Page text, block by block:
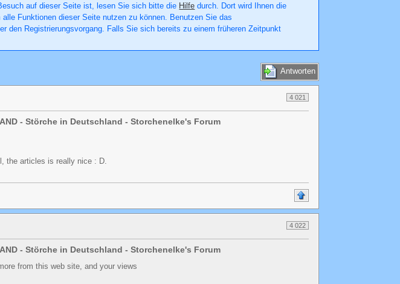
auf dieser Seite ist, lesen Sie sich bitte die Hilfe durch. Dort wird Ihnen die
Funktionen dieser Seite nutzen zu können. Benutzen Sie das
den Registrierungsvorgang. Falls Sie sich bereits zu einem früheren Zeitpunkt
Antworten
4 021
- Störche in Deutschland - Storchenelke's Forum
the articles is really nice : D.
4 022
- Störche in Deutschland - Storchenelke's Forum
from this web site, and your views